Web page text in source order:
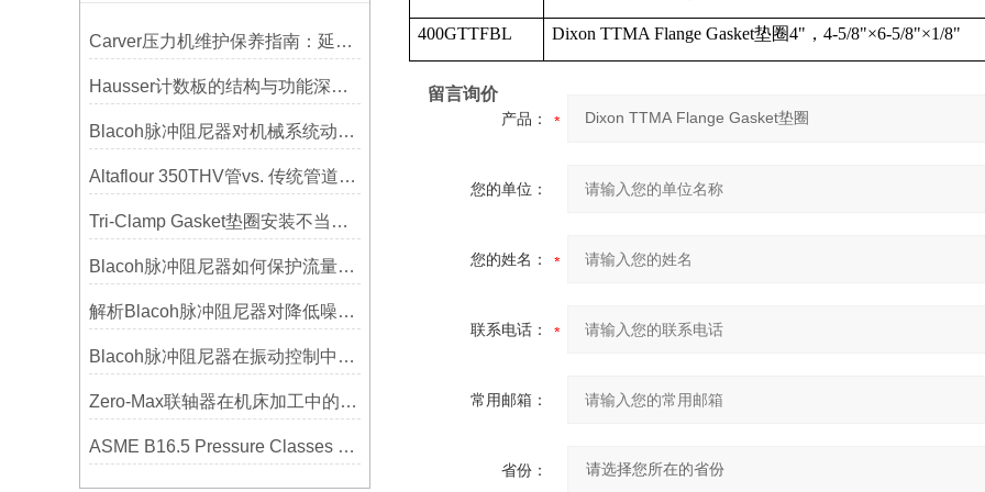
Carver压力机维护保养指南：延长设备寿命的关键
Hausser计数板的结构与功能深度解析
Blacoh脉冲阻尼器对机械系统动态特性的影响分析
Altaflour 350THV管vs. 传统管道：谁更耐用？
Tri-Clamp Gasket垫圈安装不当导致的泄漏问题及预防
Blacoh脉冲阻尼器如何保护流量计、压力开关和管路附件？
解析Blacoh脉冲阻尼器对降低噪音的显著作用
Blacoh脉冲阻尼器在振动控制中的作用分析
Zero-Max联轴器在机床加工中的应用及精度保证方法
ASME B16.5 Pressure Classes of Flanges压力等级
400GTTFBL Dixon TTMA Flange Gasket垫圈4" ， 4-5/8"×6-5/8"×1/8"
留言询价
产品：
您的单位：
您的姓名：
联系电话：
常用邮箱：
省份：